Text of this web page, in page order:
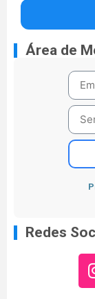
Área de
Redes